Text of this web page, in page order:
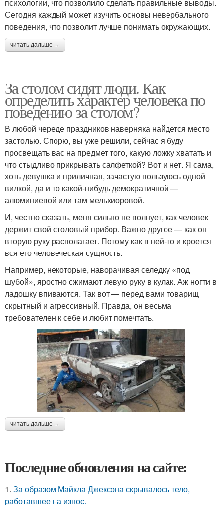
психологии, что позволило сделать правильные выводы.
Сегодня каждый может изучить основы невербального
поведения, что позволит лучше понимать окружающих.
читать дальше →
За столом сидят люди. Как
определить характер человека по
поведению за столом?
В любой череде праздников наверняка найдется место
застолью. Спорю, вы уже решили, сейчас я буду
просвещать вас на предмет того, какую ложку хватать и
что стыдливо прикрывать салфеткой? Вот и нет. Я сама,
хоть девушка и приличная, зачастую пользуюсь одной
вилкой, да и то какой-нибудь демократичной —
алюминиевой или там мельхиоровой.
И, честно сказать, меня сильно не волнует, как человек
держит свой столовый прибор. Важно другое — как он
вторую руку располагает. Потому как в ней-то и кроется
вся его человеческая сущность.
Например, некоторые, наворачивая селедку «под
шубой», яростно сжимают левую руку в кулак. Аж ногти в
ладошку впиваются. Так вот — перед вами товарищ
скрытный и агрессивный. Правда, он весьма
требователен к себе и любит помечтать.
читать дальше →
Последние обновления на сайте:
1. За образом Майкла Джексона скрывалось тело,
работавшее на износ.